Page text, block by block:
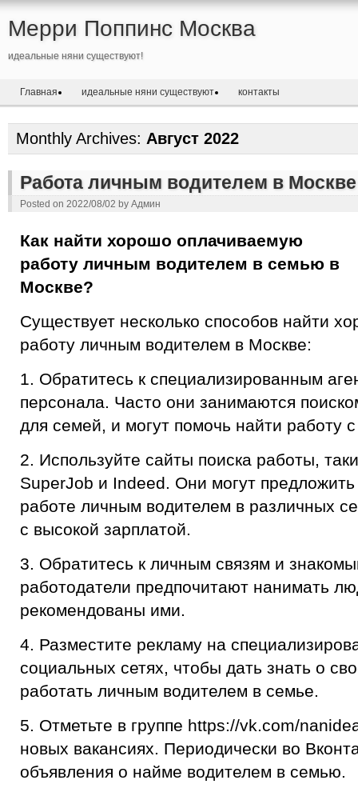
Мерри Поппинс Москва
идеальные няни существуют!
Главная идеальные няни существуют контакты
Monthly Archives: Август 2022
Работа личным водителем в Москве
Posted on 2022/08/02 by Админ
Как найти хорошо оплачиваемую
работу личным водителем в семью в
Москве?
Существует несколько способов найти
работу личным водителем в Москве:
1. Обратитесь к специализированным
персонала. Часто они занимаются
для семей, и могут помочь найти работу
2. Используйте сайты поиска работы,
SuperJob и Indeed. Они могут
работе личным водителем в различных
с высокой зарплатой.
3. Обратитесь к личным связям и
работодатели предпочитают нанимать
рекомендованы ими.
4. Разместите рекламу на
социальных сетях, чтобы дать знать о
работать личным водителем в семье.
5. Отметьте в группе https://vk.com/
новых вакансиях. Периодически во
объявления о найме водителем в семью.